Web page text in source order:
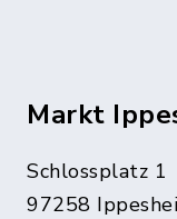
Markt
Schlossplatz 1
97258